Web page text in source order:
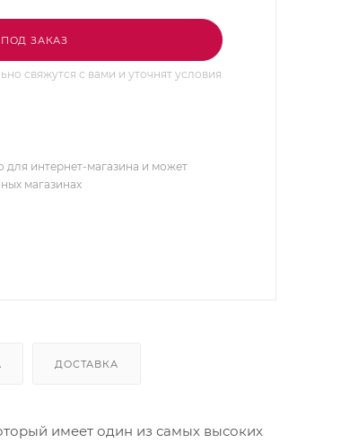
ПОД ЗАКАЗ
свяжутся с вами и уточнят условия
для интернет-магазина и может
магазинах
ДОСТАВКА
имеет один из самых высоких